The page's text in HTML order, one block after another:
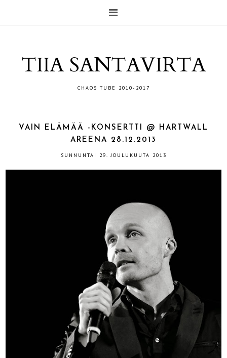
TIIA SANTAVIRTA
CHAOS TUBE 2010-2017
VAIN ELÄMÄÄ -KONSERTTI @ HARTWALL
AREENA 28.12.2013
SUNNUNTAI 29. JOULUKUUTA 2013